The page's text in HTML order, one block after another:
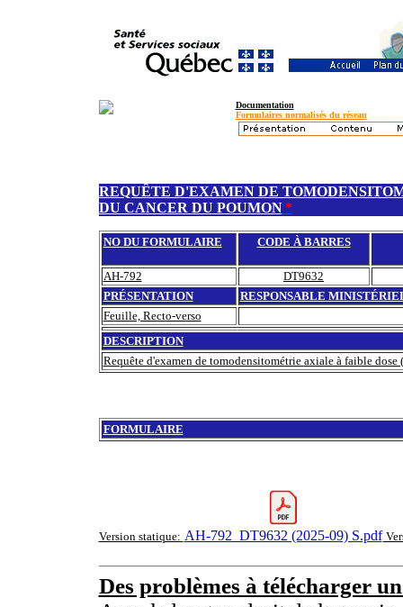
Documentation
Formulaires normalisés du réseau
REQUÊTE D'EXAMEN DE
DU CANCER DU POUMON *
NO DU FORMULAIRE CODE À BARRES
AH-792
DT9632
PRÉSENTATION
RESPONSABLE
Feuille, Recto-verso
DESCRIPTION
Requête d'examen de tomodensitométrie axiale à faible
FORMULAIRE
Version statique: AH-792_DT9632 (2025-09) S.pdf
Des problèmes à télécharger